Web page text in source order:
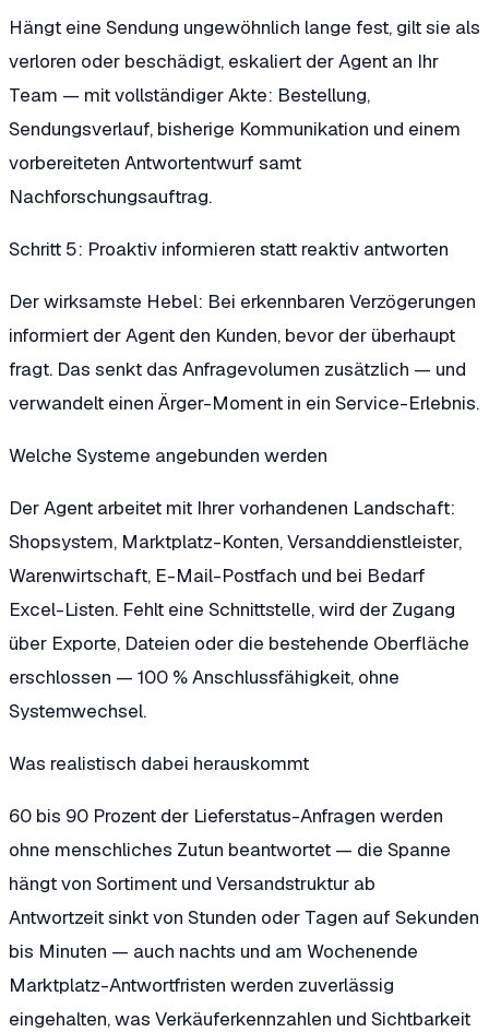
Hängt eine Sendung ungewöhnlich lange fest, gilt sie als
verloren oder beschädigt, eskaliert der Agent an Ihr
Team — mit vollständiger Akte: Bestellung,
Sendungsverlauf, bisherige Kommunikation und einem
vorbereiteten Antwortentwurf samt
Nachforschungsauftrag.
Schritt 5: Proaktiv informieren statt reaktiv antworten
Der wirksamste Hebel: Bei erkennbaren Verzögerungen
informiert der Agent den Kunden, bevor der überhaupt
fragt. Das senkt das Anfragevolumen zusätzlich — und
verwandelt einen Ärger-Moment in ein Service-Erlebnis.
Welche Systeme angebunden werden
Der Agent arbeitet mit Ihrer vorhandenen Landschaft:
Shopsystem, Marktplatz-Konten, Versanddienstleister,
Warenwirtschaft, E-Mail-Postfach und bei Bedarf
Excel-Listen. Fehlt eine Schnittstelle, wird der Zugang
über Exporte, Dateien oder die bestehende Oberfläche
erschlossen — 100 % Anschlussfähigkeit, ohne
Systemwechsel.
Was realistisch dabei herauskommt
60 bis 90 Prozent der Lieferstatus-Anfragen werden
ohne menschliches Zutun beantwortet — die Spanne
hängt von Sortiment und Versandstruktur ab
Antwortzeit sinkt von Stunden oder Tagen auf Sekunden
bis Minuten — auch nachts und am Wochenende
Marktplatz-Antwortfristen werden zuverlässig
eingehalten, was Verkäuferkennzahlen und Sichtbarkeit